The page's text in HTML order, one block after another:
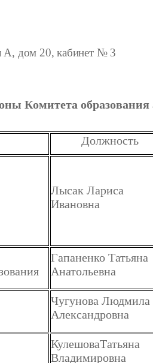
А, дом 20, кабинет № 3
Комитета образования
Должность
Лысак Лариса
Ивановна
Гапаненко Татьяна
Анатольевна
Чугунова Людмила
Александровна
КулешоваТатьяна
Владимировна